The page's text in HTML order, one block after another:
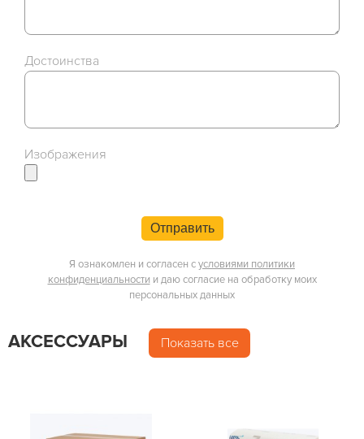
Достоинства
Изображения
Отправить
Я ознакомлен и согласен сусловиями политики
конфиденциальности и даю согласие на обработку моих
персональных данных
АКСЕССУАРЫ Показать все